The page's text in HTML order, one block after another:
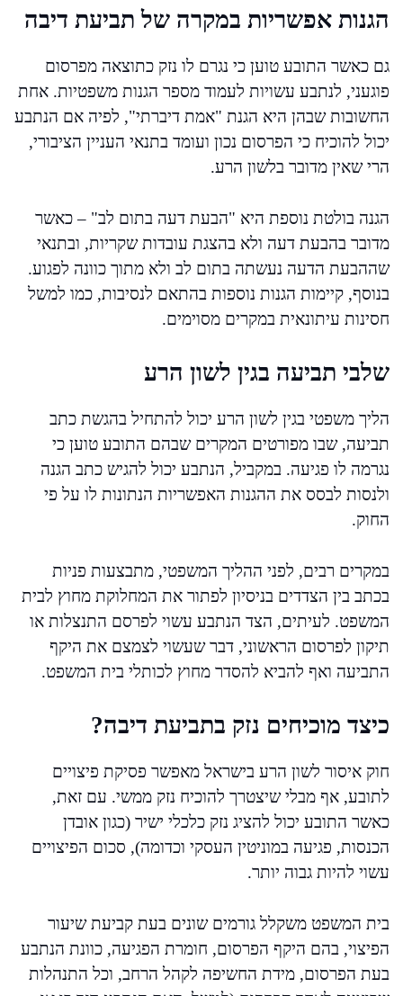
הגנות אפשריות במקרה של תביעת דיבה
גם כאשר התובע טוען כי נגרם לו נזק כתוצאה מפרסום
פוגעני, לנתבע עשויות לעמוד מספר הגנות משפטיות. אחת
החשובות שבהן היא הגנת "אמת דיברתי", לפיה אם הנתבע
יכול להוכיח כי הפרסום נכון ועומד בתנאי העניין הציבורי,
הרי שאין מדובר בלשון הרע.
הגנה בולטת נוספת היא "הבעת דעה בתום לב" – כאשר
מדובר בהבעת דעה ולא בהצגת עובדות שקריות, ובתנאי
שההבעת הדעה נעשתה בתום לב ולא מתוך כוונה לפגוע.
בנוסף, קיימות הגנות נוספות בהתאם לנסיבות, כמו למשל
חסינות עיתונאית במקרים מסוימים.
שלבי תביעה בגין לשון הרע
הליך משפטי בגין לשון הרע יכול להתחיל בהגשת כתב
תביעה, שבו מפורטים המקרים שבהם התובע טוען כי
נגרמה לו פגיעה. במקביל, הנתבע יכול להגיש כתב הגנה
ולנסות לבסס את ההגנות האפשריות הנתונות לו על פי
החוק.
במקרים רבים, לפני ההליך המשפטי, מתבצעות פניות
בכתב בין הצדדים בניסיון לפתור את המחלוקת מחוץ לבית
המשפט. לעיתים, הצד הנתבע עשוי לפרסם התנצלות או
תיקון לפרסום הראשוני, דבר שעשוי לצמצם את היקף
התביעה ואף להביא להסדר מחוץ לכותלי בית המשפט.
כיצד מוכיחים נזק בתביעת דיבה?
חוק איסור לשון הרע בישראל מאפשר פסיקת פיצויים
לתובע, אף מבלי שיצטרך להוכיח נזק ממשי. עם זאת,
כאשר התובע יכול להציג נזק כלכלי ישיר (כגון אובדן
הכנסות, פגיעה במוניטין העסקי וכדומה), סכום הפיצויים
עשוי להיות גבוה יותר.
בית המשפט משקלל גורמים שונים בעת קביעת שיעור
הפיצוי, בהם היקף הפרסום, חומרת הפגיעה, כוונת הנתבע
בעת הפרסום, מידת החשיפה לקהל הרחב, וכל התנהלות